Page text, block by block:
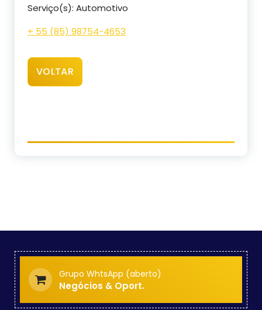
Serviço(s): Automotivo
+ 55 (85) 98754-4653
VOLTAR
Grupo WhtsApp (aberto)
Negócios & Oport.